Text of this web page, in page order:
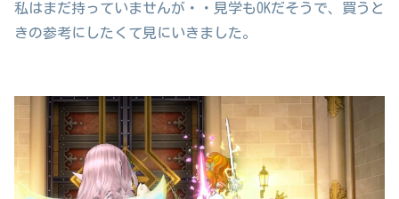
私はまだ持っていませんが・・見学もOKだそうで、買うと
きの参考にしたくて見にいきました。